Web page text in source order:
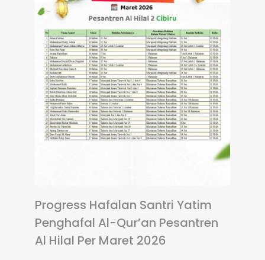
Progress Hafalan Santri Yatim
Penghafal Al-Qur’an Pesantren
Al Hilal Per Maret 2026